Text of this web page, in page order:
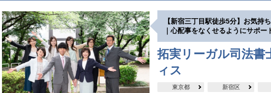
【新宿三丁目駅徒歩5分】お気持
｜心配事をなくせるようにサポー
拓実リーガル司法書
ィス
東京都 新宿区